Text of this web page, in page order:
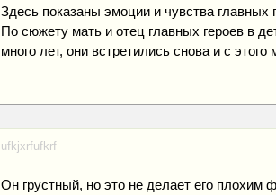
Здесь показаны эмоции и чувства
По сюжету мать и отец главных героев в
много лет, они встретились снова и с
ufkjxrfufkrf
Он грустный, но это не делает его плохим